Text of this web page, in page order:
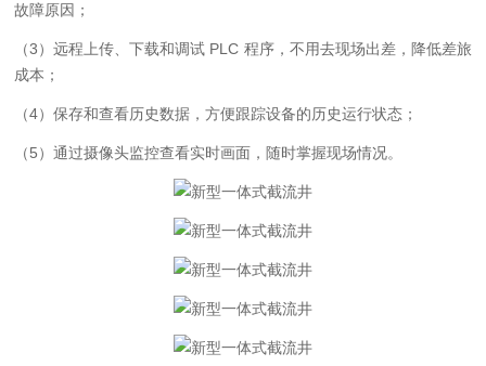
故障原因；
（3）远程上传、下载和调试 PLC 程序，不用去现场出差，降低差旅
成本；
（4）保存和查看历史数据，方便跟踪设备的历史运行状态；
（5）通过摄像头监控查看实时画面，随时掌握现场情况。